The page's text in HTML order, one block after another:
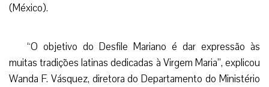
(México).
“O objetivo do Desfile Mariano é dar expressão às
muitas tradições latinas dedicadas à Virgem Maria”, explicou
Wanda F. Vásquez, diretora do Departamento do Ministério